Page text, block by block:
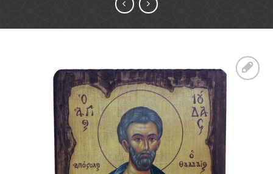
Πρόσθήκη
λίστα
επιθυμιών